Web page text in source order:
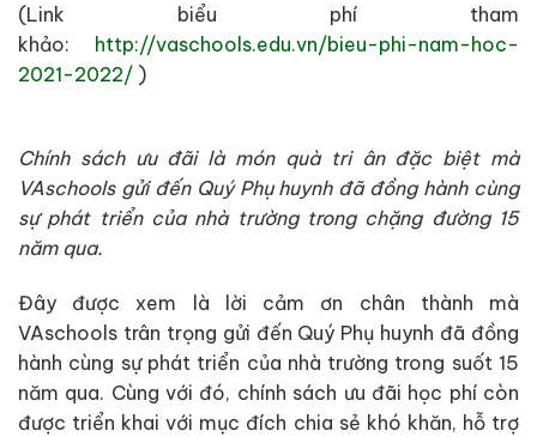
(Link biểu phí tham
khảo: http://vaschools.edu.vn/bieu-phi-nam-hoc-
2021-2022/ )
Chính sách ưu đãi là món quà tri ân đặc biệt mà
VAschools gửi đến Quý Phụ huynh đã đồng hành cùng
sự phát triển của nhà trường trong chặng đường 15
năm qua.
Đây được xem là lời cảm ơn chân thành mà
VAschools trân trọng gửi đến Quý Phụ huynh đã đồng
hành cùng sự phát triển của nhà trường trong suốt 15
năm qua. Cùng với đó, chính sách ưu đãi học phí còn
được triển khai với mục đích chia sẻ khó khăn, hỗ trợ